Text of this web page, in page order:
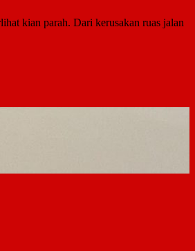
kian parah. Dari kerusakan ruas jalan